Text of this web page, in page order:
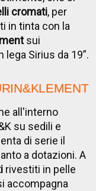
cromati, per
in tinta con la
sui
Sirius da 19”.
all'interno
su sedili e
di serie il
a dotazioni. A
rivestiti in pelle
accompagna